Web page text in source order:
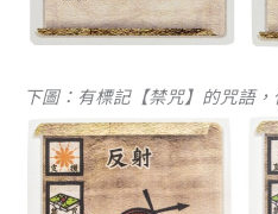
下圖：有標記【禁咒】的咒語